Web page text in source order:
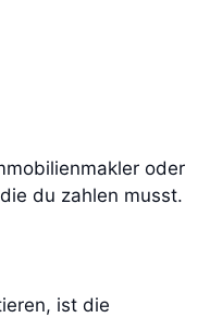
oder
du zahlen musst.
ist die